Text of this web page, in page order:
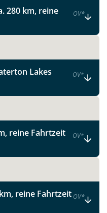
280 km, reine
OV*
Lakes
OV*
reine Fahrtzeit
OV*
reine Fahrtzeit OV*